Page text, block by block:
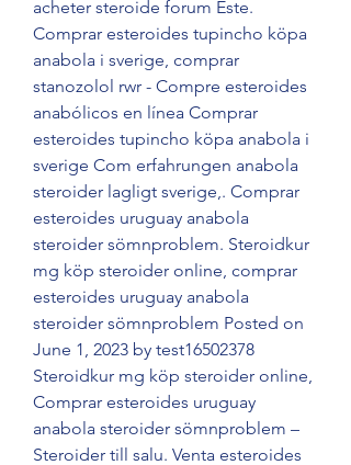
acheter steroide forum Este.
Comprar esteroides tupincho köpa
anabola i sverige, comprar
stanozolol rwr - Compre esteroides
anabólicos en línea Comprar
esteroides tupincho köpa anabola i
sverige Com erfahrungen anabola
steroider lagligt sverige,. Comprar
esteroides uruguay anabola
steroider sömnproblem. Steroidkur
mg köp steroider online, comprar
esteroides uruguay anabola
steroider sömnproblem Posted on
June 1, 2023 by test16502378
Steroidkur mg köp steroider online,
Comprar esteroides uruguay
anabola steroider sömnproblem –
Steroider till salu. Venta esteroides